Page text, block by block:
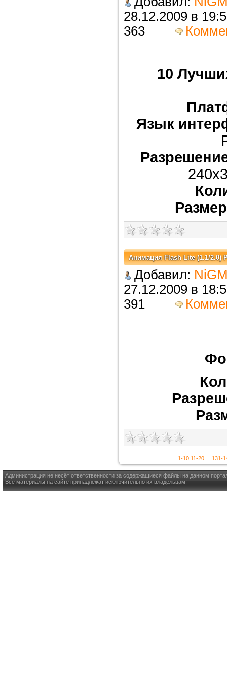
28.12.2009 в
363
10
Язык
Анимация Flash Lite (1.1/2.0)
Добавил:
27.12.2009 в
391
1-10 11-20 131-
Администрация не несёт ответственности за содержащиеся файлы на данном
Все материалы на сайте принадлежат исключительно их владельцам!